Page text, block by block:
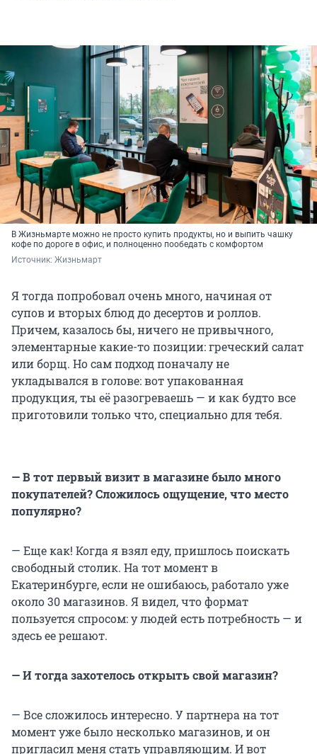
В Жизньмарте можно не просто купить продукты, но и выпить чашку
кофе по дороге в офис, и полноценно пообедать с комфортом
Источник: Жизньмарт
Я тогда попробовал очень много, начиная от
супов и вторых блюд до десертов и роллов.
Причем, казалось бы, ничего не привычного,
элементарные какие-то позиции: греческий салат
или борщ. Но сам подход поначалу не
укладывался в голове: вот упакованная
продукция, ты её разогреваешь — и как будто все
приготовили только что, специально для тебя.
— В тот первый визит в магазине было много
покупателей? Сложилось ощущение, что место
популярно?
— Еще как! Когда я взял еду, пришлось поискать
свободный столик. На тот момент в
Екатеринбурге, если не ошибаюсь, работало уже
около 30 магазинов. Я видел, что формат
пользуется спросом: у людей есть потребность — и
здесь ее решают.
— И тогда захотелось открыть свой магазин?
— Все сложилось интересно. У партнера на тот
момент уже было несколько магазинов, и он
пригласил меня стать управляющим. И вот